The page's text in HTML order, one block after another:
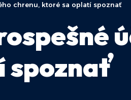
chrenu, ktoré sa oplatí spoznať
spoznať